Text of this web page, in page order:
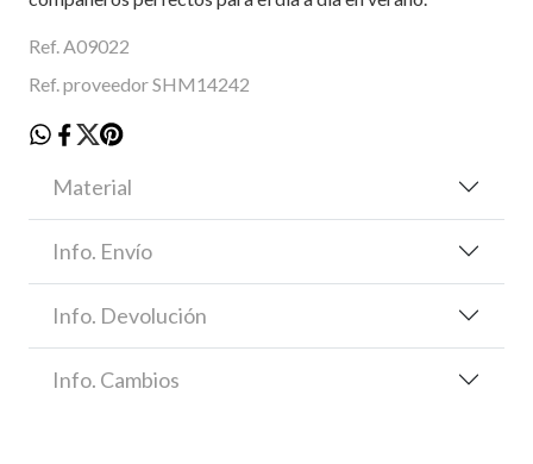
Ref. A09022
Ref. proveedor SHM14242
Material
Info. Envío
Info. Devolución
Info. Cambios